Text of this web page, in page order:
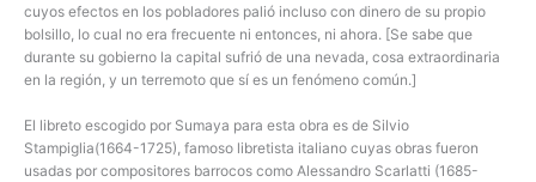
cuyos efectos en los pobladores palió incluso con dinero de su propio
bolsillo, lo cual no era frecuente ni entonces, ni ahora. [Se sabe que
durante su gobierno la capital sufrió de una nevada, cosa extraordinaria
en la región, y un terremoto que sí es un fenómeno común.]
El libreto escogido por Sumaya para esta obra es de Silvio
Stampiglia(1664-1725), famoso libretista italiano cuyas obras fueron
usadas por compositores barrocos como Alessandro Scarlatti (1685-